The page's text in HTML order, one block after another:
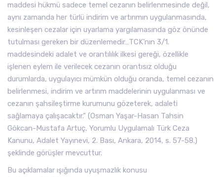
maddesi hükmü sadece temel cezanın belirlenmesinde değil,
aynı zamanda her türlü indirim ve artırımın uygulanmasında,
kesinleşen cezalar için uyarlama yargılamasında göz önünde
tutulması gereken bir düzenlemedir…TCK’nın 3/1.
maddesindeki adalet ve orantılılık ilkesi gereği, özellikle
işlenen eylem ile verilecek cezanın orantısız olduğu
durumlarda, uygulayıcı mümkün olduğu oranda, temel cezanın
belirlenmesi, indirim ve artırım maddelerinin uygulanması ve
cezanın şahsileştirme kurumunu gözeterek, adaleti
sağlamaya çalışacaktır.” (Osman Yaşar-Hasan Tahsin
Gökcan-Mustafa Artuç, Yorumlu Uygulamalı Türk Ceza
Kanunu, Adalet Yayınevi, 2. Bası, Ankara, 2014, s. 57-58.)
şeklinde görüşler mevcuttur.
Bu açıklamalar ışığında uyuşmazlık konusu